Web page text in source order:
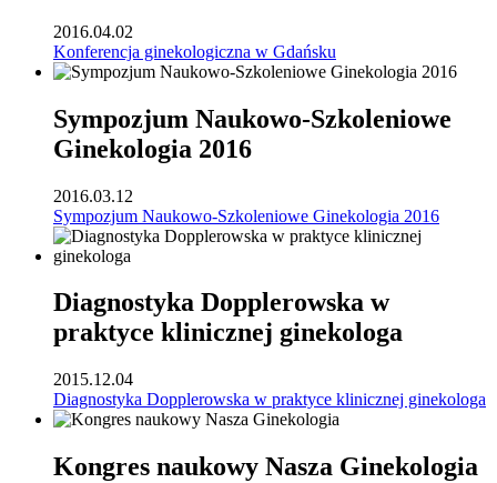
2016.04.02
Konferencja ginekologiczna w Gdańsku
Sympozjum Naukowo-Szkoleniowe
Ginekologia 2016
2016.03.12
Sympozjum Naukowo-Szkoleniowe Ginekologia 2016
Diagnostyka Dopplerowska w
praktyce klinicznej ginekologa
2015.12.04
Diagnostyka Dopplerowska w praktyce klinicznej ginekologa
Kongres naukowy Nasza Ginekologia